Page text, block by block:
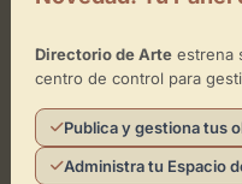
Esta galería comercial
exclusivos en un
Directorio de Arteestrena
centro de control para
Publica y gestiona tus
Administra tu Espacio